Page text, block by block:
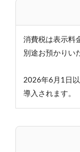
消費税は表示料
別途お預かりい
2026年6月1日
導入されます。